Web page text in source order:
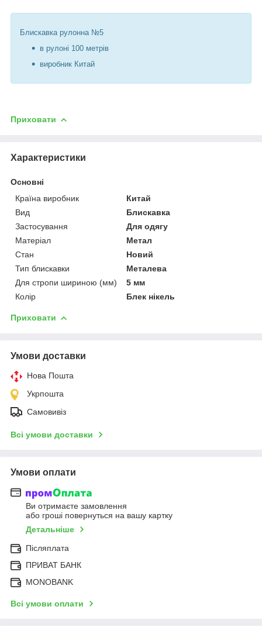
Блискавка рулонна №5
в рулоні 100 метрів
виробник Китай
Приховати
Характеристики
Основні
Країна виробник
Китай
Вид
Блискавка
Застосування
Для одягу
Матеріал
Метал
Стан
Новий
Тип блискавки
Металева
Для стропи шириною (мм)
5 мм
Колір
Блек нікель
Приховати
Умови доставки
Нова Пошта
Укрпошта
Самовивіз
Всі умови доставки
Умови оплати
Ви отримаєте замовлення
або гроші повернуться на вашу картку
Детальніше
Післяплата
ПРИВАТ БАНК
MONOBANK
Всі умови оплати